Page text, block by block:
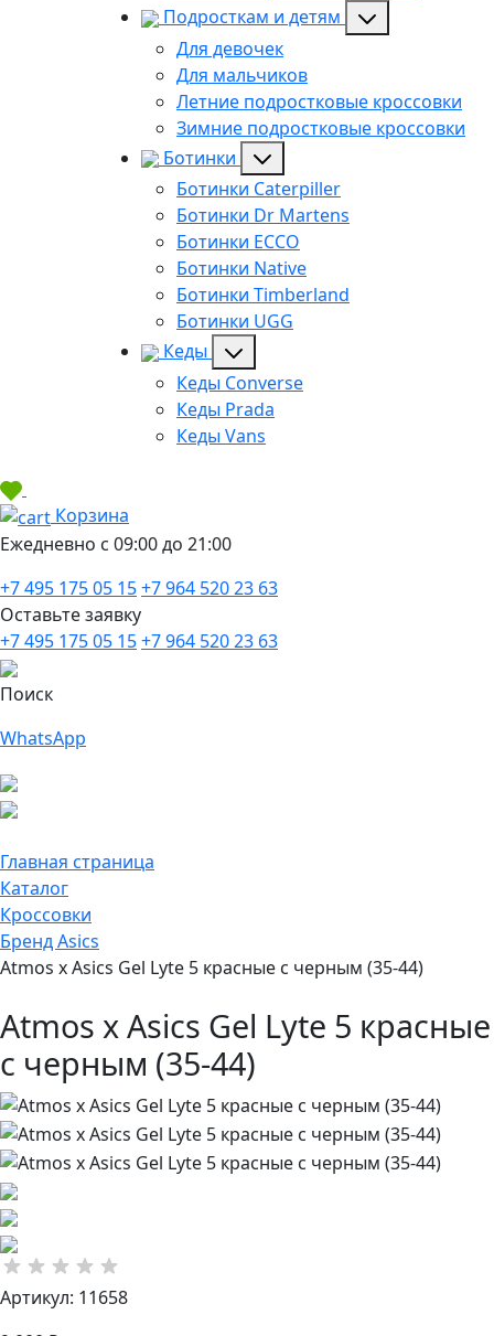
Подросткам и детям
Для девочек
Для мальчиков
Летние подростковые кроссовки
Зимние подростковые кроссовки
Ботинки
Ботинки Caterpiller
Ботинки Dr Martens
Ботинки ECCO
Ботинки Native
Ботинки Timberland
Ботинки UGG
Кеды
Кеды Converse
Кеды Prada
Кеды Vans
Корзина
Ежедневно с 09:00 до 21:00
+7 495 175 05 15+7 964 520 23 63
Оставьте заявку
+7 495 175 05 15+7 964 520 23 63
Поиск
WhatsApp
Главная страница
Каталог
Кроссовки
Бренд Asics
Atmos x Asics Gel Lyte 5 красные с черным (35-44)
Atmos x Asics Gel Lyte 5 красные
с черным (35-44)
Артикул: 11658